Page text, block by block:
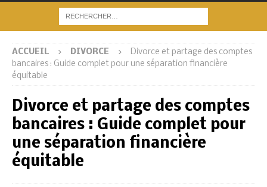
ACCUEIL DIVORCE
Divorce et partage des comptes
bancaires : Guide complet pour une séparation financière
équitable
Divorce et partage des comptes
bancaires : Guide complet pour
une séparation financière
équitable